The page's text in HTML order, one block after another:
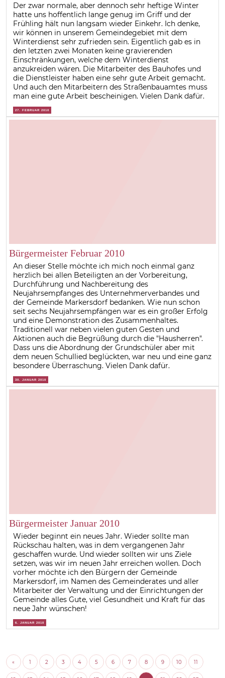
Der zwar normale, aber dennoch sehr heftige Winter
hatte uns hoffentlich lange genug im Griff und der
Frühling hält nun langsam wieder Einkehr. Ich denke,
wir können in unserem Gemeindegebiet mit dem
Winterdienst sehr zufrieden sein. Eigentlich gab es in
den letzten zwei Monaten keine gravierenden
Einschränkungen, welche dem Winterdienst
anzukreiden wären. Die Mitarbeiter des Bauhofes und
die Dienstleister haben eine sehr gute Arbeit gemacht.
Und auch den Mitarbeitern des Straßenbauamtes muss
man eine gute Arbeit bescheinigen. Vielen Dank dafür.
27. FEBRUAR 2010
Bürgermeister Februar 2010
An dieser Stelle möchte ich mich noch einmal ganz
herzlich bei allen Beteiligten an der Vorbereitung,
Durchführung und Nachbereitung des
Neujahrsempfanges des Unternehmerverbandes und
der Gemeinde Markersdorf bedanken. Wie nun schon
seit sechs Neujahrsempfängen war es ein großer Erfolg
und eine Demonstration des Zusammenhaltes.
Traditionell war neben vielen guten Gesten und
Aktionen auch die Begrüßung durch die "Hausherren".
Dass uns die Abordnung der Grundschüler aber mit
dem neuen Schullied beglückten, war neu und eine ganz
besondere Überraschung. Vielen Dank dafür.
30. JANUAR 2010
Bürgermeister Januar 2010
Wieder beginnt ein neues Jahr. Wieder sollte man
Rückschau halten, was in dem vergangenen Jahr
geschaffen wurde. Und wieder sollten wir uns Ziele
setzen, was wir im neuen Jahr erreichen wollen. Doch
vorher möchte ich den Bürgern der Gemeinde
Markersdorf, im Namen des Gemeinderates und aller
Mitarbeiter der Verwaltung und der Einrichtungen der
Gemeinde alles Gute, viel Gesundheit und Kraft für das
neue Jahr wünschen!
6. JANUAR 2010
« 1 2 3 4 5 6 7 8 9 10 11